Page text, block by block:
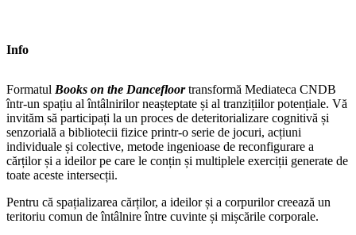
Info
Formatul Books on the Dancefloortransformă Mediateca CNDB
într-un spațiu al întâlnirilor neașteptate și al tranzițiilor potențiale. Vă
invităm să participați la un proces de deteritorializare cognitivă și
senzorială a bibliotecii fizice printr-o serie de jocuri, acțiuni
individuale și colective, metode ingenioase de reconfigurare a
cărților și a ideilor pe care le conțin și multiplele exerciții generate de
toate aceste intersecții.
Pentru că spațializarea cărților, a ideilor și a corpurilor creează un
teritoriu comun de întâlnire între cuvinte și mișcările corporale.